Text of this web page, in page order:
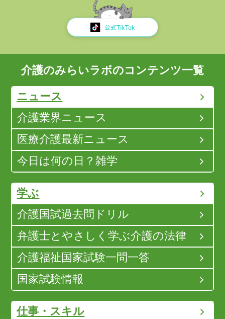
介護のみらいラボのコンテンツ一覧
ニュース
介護業界ニュース
医療介護最新ニュース
今日は何の日？雑学
学ぶ
介護国試過去問ドリル
弁護士とやさしく学ぶ介護の法律
介護福祉国家試験一問一答
国家試験情報
仕事・スキル